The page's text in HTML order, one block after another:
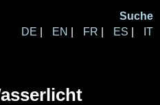
Suche
DE
EN FR ES IT